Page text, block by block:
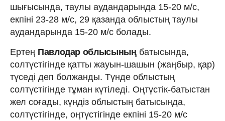
шығысында, таулы аудандарында 15-20 м/с,
екпіні 23-28 м/с, 29 қазанда облыстың таулы
аудандарында 15-20 м/с болады.
Ертең Павлодар облысыныңбатысында,
солтүстігінде қатты жауын-шашын (жаңбыр, қар)
түседі деп болжанды. Түнде облыстың
солтүстігінде тұман күтіледі. Оңтүстік-батыстан
жел соғады, күндіз облыстың батысында,
солтүстігінде, оңтүстігінде екпіні 15-20 м/с